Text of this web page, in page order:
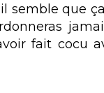
semble que
fait cocu